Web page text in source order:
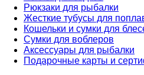
Рюкзаки для рыбалки
Жесткие тубусы для
Кошельки и сумки для
Сумки для воблеров
Аксессуары для рыбалки
Подарочные карты и